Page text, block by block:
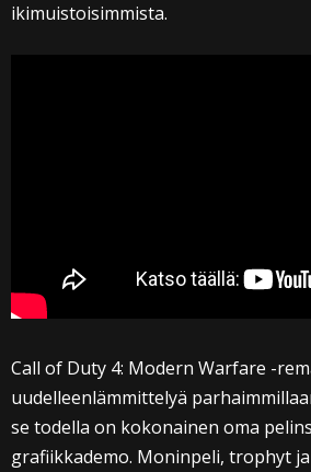
ikimuistoisimmista.
Call of Duty 4: Modern Warfare -
uudelleenlämmittelyä
se todella on kokonainen oma
grafiikkademo. Moninpeli, trophyt